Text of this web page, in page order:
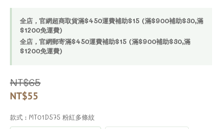
全店，官網超商取貨滿$450運費補助$15 (滿$900補助$30,滿
$1200免運費)
全店，官網郵寄滿$450運費補助$15 (滿$900補助$30,滿
$1200免運費)
NT$65
NT$55
款式 : MT01D575 粉紅多條紋